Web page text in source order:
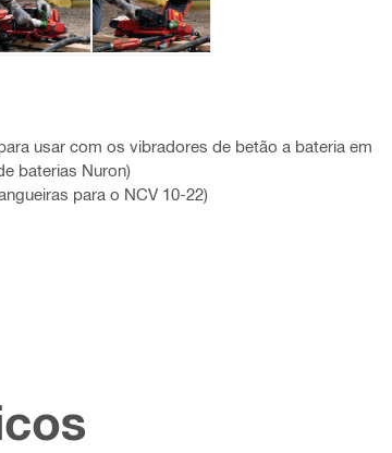
usar com os vibradores de betão a bateria em
baterias Nuron)
para o NCV 10-22)